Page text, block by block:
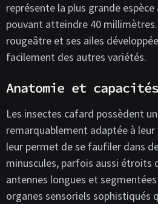
représente la plus grande
pouvant atteindre 40 millimètres.
rougeâtre et ses ailes
facilement des autres variétés.
Anatomie et
Les insectes cafard possèdent
remarquablement adaptée à
leur permet de se faufiler dans
minuscules, parfois aussi étroits
antennes longues et
organes sensoriels sophistiqués